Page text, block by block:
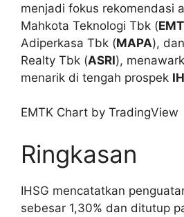
menjadi fokus rekomendasi
Mahkota Teknologi Tbk (
Adiperkasa Tbk (MAPA),
Realty Tbk (ASRI),
menarik di tengah prospek
EMTK Chart by TradingView
Ringkasan
IHSG mencatatkan
sebesar 1,30% dan ditutup